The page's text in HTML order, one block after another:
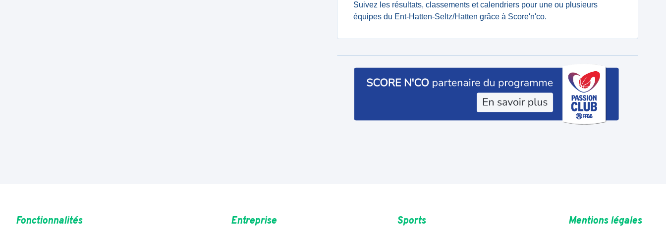
Suivez les résultats, classements et calendriers pour une ou plusieurs
équipes du Ent-Hatten-Seltz/Hatten grâce à Score'n'co.
Fonctionnalités Entreprise Sports Mentions légales